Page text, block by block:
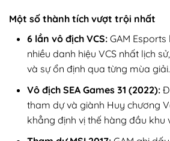
Một số thành tích vượt trội nhất
6 lần vô địch VCS: GAM
nhiều danh hiệu VCS nhất lịch
và sự ổn định qua từng mùa giải.
Vô địch SEA Games 31 (2022):
tham dự và giành Huy chương
khẳng định vị thế hàng đầu khu